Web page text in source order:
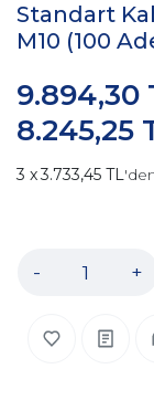
Standart
M10 (100
8.245,25
9.894,30
3.733,45 TL
- +